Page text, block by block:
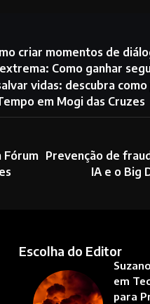
criar momentos de
Como ganhar
vidas: descubra
em Mogi das Cruzes
Fórum Prevenção de
IA e o Big
Escolha do Editor
em
para